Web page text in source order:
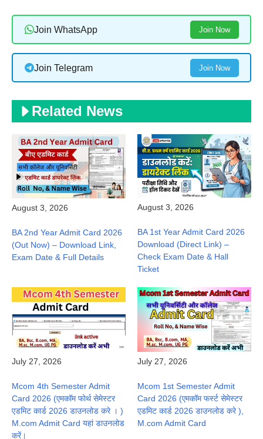
Join WhatsApp Join Now
Join Telegram Join Now
Related News
August 3, 2026
BA 2nd Year Admit Card 2026
(Out Now) – Download Link,
Exam Date & Full Details
August 3, 2026
BA 1st Year Admit Card 2026
Download (Direct Link) –
Check Exam Date & Hall
Ticket
July 27, 2026
Mcom 4th Semester Admit
Card 2026 (एमकॉम फोर्थ सेमेस्टर
एडमिट कार्ड 2026 डाउनलोड करे । )
M.com Admit Card यहां डाउनलोड
करें।
July 27, 2026
Mcom 1st Semester Admit
Card 2026 (एमकॉम फर्स्ट सेमेस्टर
एडमिट कार्ड 2026 डाउनलोड करे ),
M.com Admit Card